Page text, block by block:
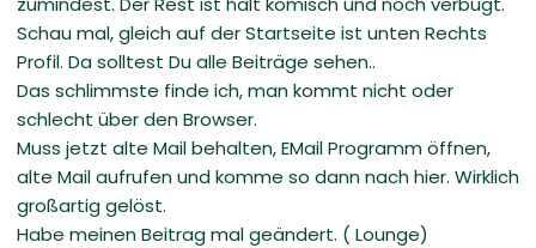
Schau mal, gleich auf der Startseite ist unten Rechts
Profil. Da solltest Du alle Beiträge sehen..
Das schlimmste finde ich, man kommt nicht oder
schlecht über den Browser.
Muss jetzt alte Mail behalten, EMail Programm öffnen,
alte Mail aufrufen und komme so dann nach hier. Wirklich
großartig gelöst.
Habe meinen Beitrag mal geändert. ( Lounge)